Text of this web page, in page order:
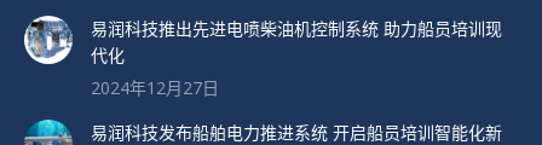
易润科技推出先进电喷柴油机控制系统 助力船员培训现
代化
2024年12月27日
易润科技发布船舶电力推进系统 开启船员培训智能化新